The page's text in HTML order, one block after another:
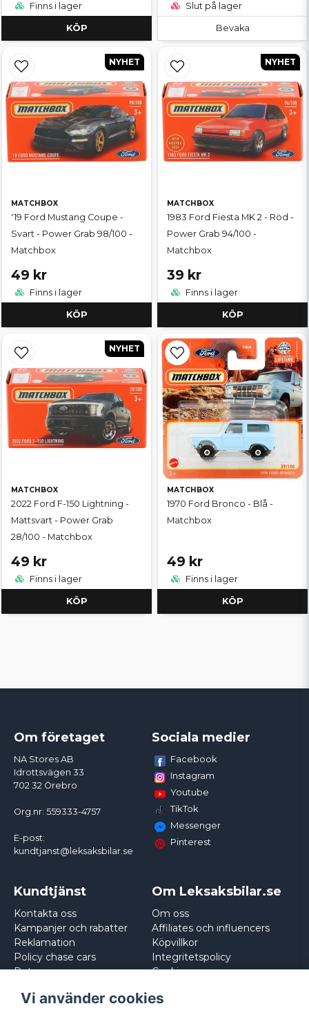
Finns i lager
KÖP
Slut på lager
Bevaka
MATCHBOX
'19 Ford Mustang Coupe -
Svart - Power Grab 98/100 -
Matchbox
49 kr
Finns i lager
KÖP
NYHET
MATCHBOX
1983 Ford Fiesta MK 2 - Röd -
Power Grab 94/100 -
Matchbox
39 kr
Finns i lager
KÖP
NYHET
MATCHBOX
2022 Ford F-150 Lightning -
Mattsvart - Power Grab
28/100 - Matchbox
49 kr
Finns i lager
KÖP
NYHET
MATCHBOX
1970 Ford Bronco - Blå -
Matchbox
49 kr
Finns i lager
KÖP
Om företaget
NA Stores AB
Idrottsvägen 33
702 32 Örebro
Org.nr: 559333-4757
E-post:
kundtjanst@leksaksbilar.se
Sociala medier
Facebook
Instagram
Youtube
TikTok
Messenger
Pinterest
Kundtjänst
Kontakta oss
Kampanjer och rabatter
Reklamation
Policy chase cars
Returnera
Om Leksaksbilar.se
Om oss
Affiliates och influencers
Köpvillkor
Integritetspolicy
Cookies
Vi använder cookies